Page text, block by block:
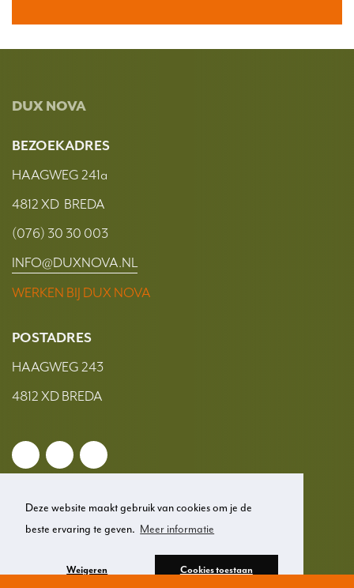
Deze website maakt gebruik van cookies om je de
beste ervaring te geven. Meer informatie
Weigeren Cookies toestaan
DUX NOVA
BEZOEKADRES
HAAGWEG 241a
4812 XD BREDA
(076) 30 30 003
INFO@DUXNOVA.NL
WERKEN BIJ DUX NOVA
POSTADRES
HAAGWEG 243
4812 XD BREDA
© 2026 Dux Nova